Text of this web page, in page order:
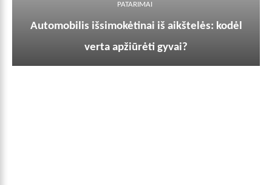
PATARIMAI
Automobilis išsimokėtinai iš aikštelės: kodėl
verta apžiūrėti gyvai?